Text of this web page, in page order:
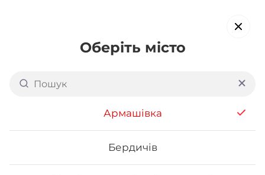
Оберіть місто
Армашівка
Бердичів
Доставка суші в
Церкві: р-н Вокзальної